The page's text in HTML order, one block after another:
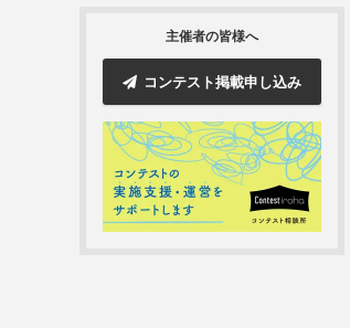
主催者の皆様へ
コンテスト掲載申し込み